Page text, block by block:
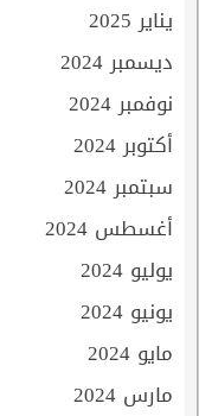
يناير 2025
ديسمبر 2024
نوفمبر 2024
أكتوبر 2024
سبتمبر 2024
أغسطس 2024
يوليو 2024
يونيو 2024
مايو 2024
مارس 2024